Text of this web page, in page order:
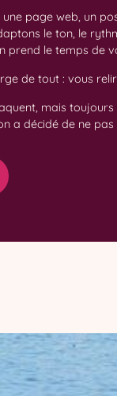
page web, un
le ton, le
prend le temps de
de tout : vous
mais
a décidé de ne pas